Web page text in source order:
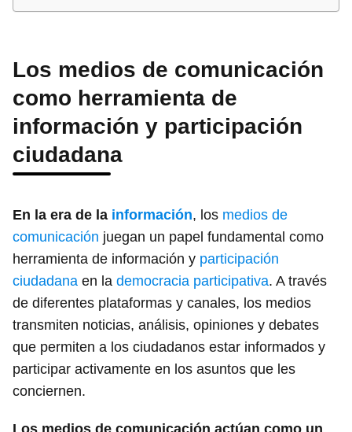
Los medios de comunicación
como herramienta de
información y participación
ciudadana
En la era de la información, los medios de
comunicación juegan un papel fundamental como
herramienta de información y participación
ciudadana en la democracia participativa. A través
de diferentes plataformas y canales, los medios
transmiten noticias, análisis, opiniones y debates
que permiten a los ciudadanos estar informados y
participar activamente en los asuntos que les
conciernen.
Los medios de comunicación actúan como un